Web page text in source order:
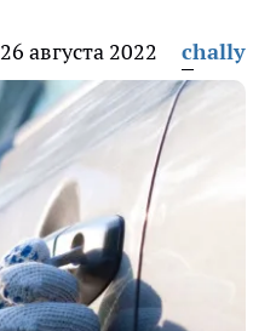
26 августа 2022 chally